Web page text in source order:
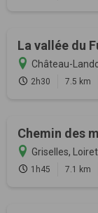
La vallée du
Château-
2h30 7.5 km
Chemin des
Griselles,
1h45 7.1 km